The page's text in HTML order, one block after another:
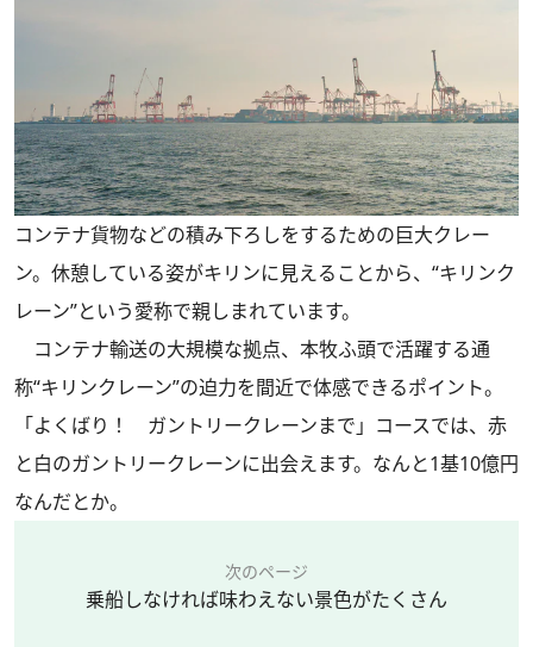
コンテナ貨物などの積み下ろしをするための巨大クレー
ン。休憩している姿がキリンに見えることから、“キリンク
レーン”という愛称で親しまれています。
コンテナ輸送の大規模な拠点、本牧ふ頭で活躍する通
称“キリンクレーン”の迫力を間近で体感できるポイント。
「よくばり！ ガントリークレーンまで」コースでは、赤
と白のガントリークレーンに出会えます。なんと1基10億円
なんだとか。
次のページ
乗船しなければ味わえない景色がたくさん